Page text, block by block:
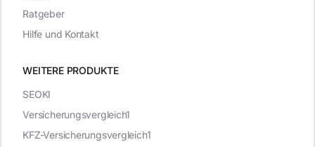
WEITERE PRODUKTE
SEOKI
Versicherungsvergleich1
KFZ-Versicherungsvergleich1
Ratgeber
Hilfe und Kontakt